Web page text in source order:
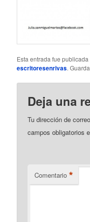
Esta entrada fue
escritoresenrivas.
Deja una
Tu dirección de
campos obligatorios
Comentario *